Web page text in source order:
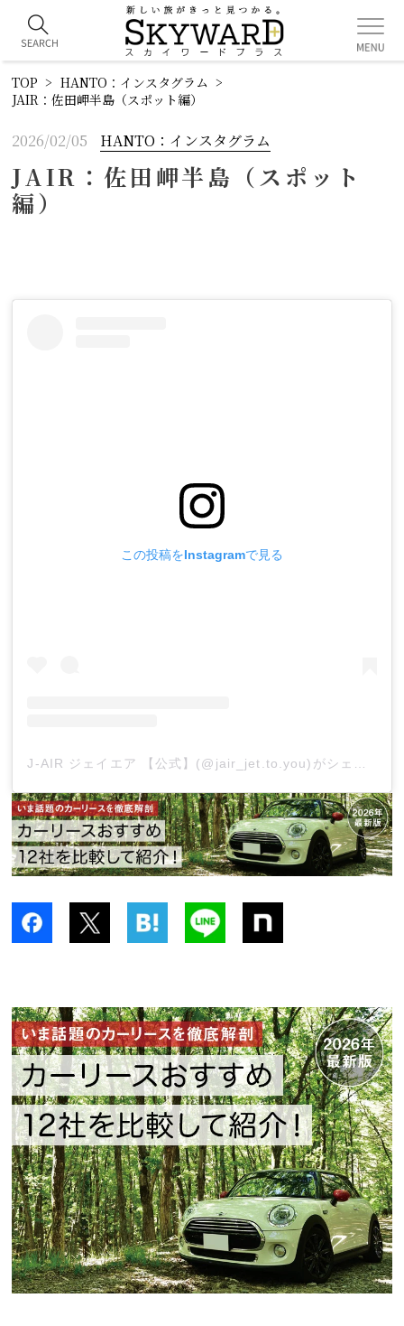
TOP
HANTO：インスタグラム
JAIR：佐田岬半島（スポット編）
2026/02/05 HANTO：インスタグラム
JAIR：佐田岬半島（スポット
編）
この投稿をInstagramで見る